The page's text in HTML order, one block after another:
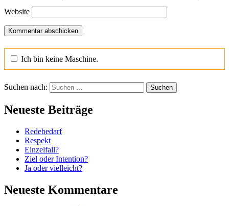
Website
Ich bin keine Maschine.
Suchen nach:
Neueste Beiträge
Redebedarf
Respekt
Einzelfall?
Ziel oder Intention?
Ja oder vielleicht?
Neueste Kommentare